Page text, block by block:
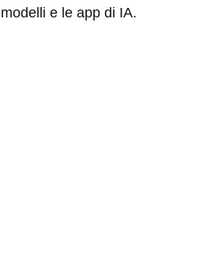
e le app di IA.